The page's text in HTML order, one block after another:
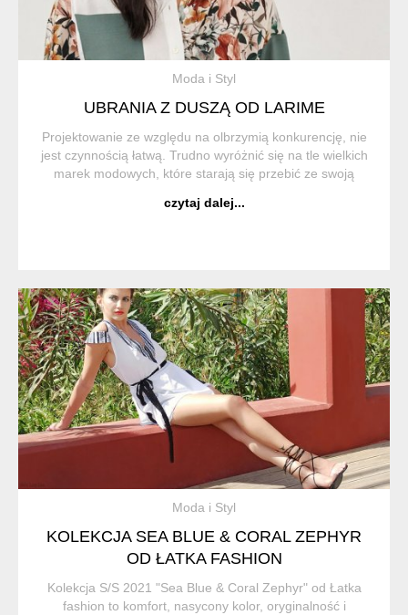
Moda i Styl
UBRANIA Z DUSZĄ OD LARIME
Projektowanie ze względu na olbrzymią konkurencję, nie
jest czynnością łatwą. Trudno wyróżnić się na tle wielkich
marek modowych, które starają się przebić ze swoją
pokazuje, że przy dozie kreatywności,...
czytaj dalej...
Moda i Styl
KOLEKCJA SEA BLUE & CORAL ZEPHYR
OD ŁATKA FASHION
Kolekcja S/S 2021 "Sea Blue & Coral Zephyr" od Łatka
fashion to komfort, nasycony kolor, oryginalność i